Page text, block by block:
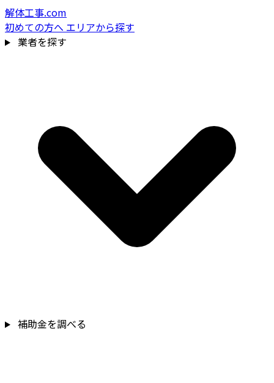
解体工事.com
初めての方へ エリアから探す
業者を探す
補助金を調べる